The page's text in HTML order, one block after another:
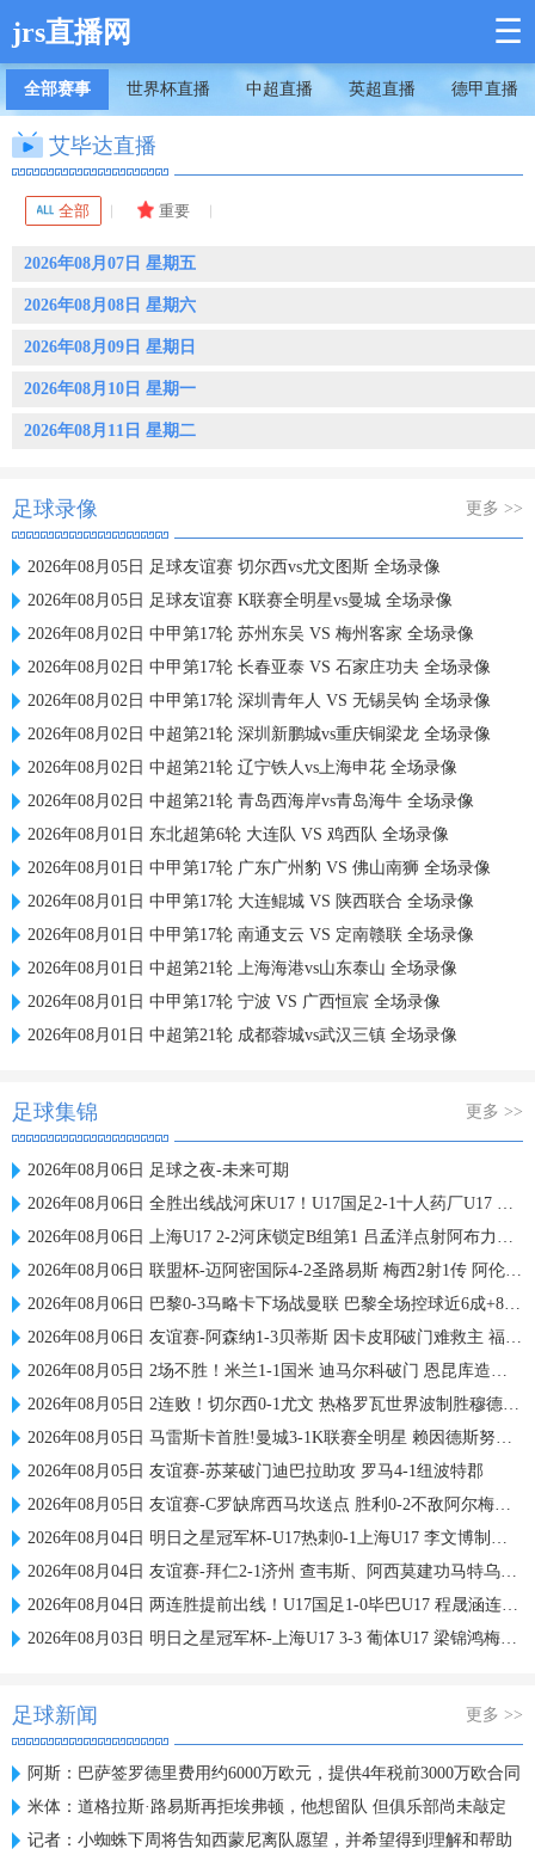
jrs直播网 ☰
全部赛事 世界杯直播 中超直播 英超直播 德甲直播
艾毕达直播
2026年08月07日 星期五
2026年08月08日 星期六
2026年08月09日 星期日
2026年08月10日 星期一
2026年08月11日 星期二
足球录像 更多 >>
2026年08月05日 足球友谊赛 切尔西vs尤文图斯 全场录像
2026年08月05日 足球友谊赛 K联赛全明星vs曼城 全场录像
2026年08月02日 中甲第17轮 苏州东吴 VS 梅州客家 全场录像
2026年08月02日 中甲第17轮 长春亚泰 VS 石家庄功夫 全场录像
2026年08月02日 中甲第17轮 深圳青年人 VS 无锡吴钩 全场录像
2026年08月02日 中超第21轮 深圳新鹏城vs重庆铜梁龙 全场录像
2026年08月02日 中超第21轮 辽宁铁人vs上海申花 全场录像
2026年08月02日 中超第21轮 青岛西海岸vs青岛海牛 全场录像
2026年08月01日 东北超第6轮 大连队 VS 鸡西队 全场录像
2026年08月01日 中甲第17轮 广东广州豹 VS 佛山南狮 全场录像
2026年08月01日 中甲第17轮 大连鲲城 VS 陕西联合 全场录像
2026年08月01日 中甲第17轮 南通支云 VS 定南赣联 全场录像
2026年08月01日 中超第21轮 上海海港vs山东泰山 全场录像
2026年08月01日 中甲第17轮 宁波 VS 广西恒宸 全场录像
2026年08月01日 中超第21轮 成都蓉城vs武汉三镇 全场录像
足球集锦 更多 >>
2026年08月06日 足球之夜-未来可期
2026年08月06日 全胜出线战河床U17！U17国足2-1十人药厂U17 赵松源登场1分钟传射
2026年08月06日 上海U17 2-2河床锁定B组第1 吕孟洋点射阿布力米破门 将战A组第2
2026年08月06日 联盟杯-迈阿密国际4-2圣路易斯 梅西2射1传 阿伦助攻戴帽
2026年08月06日 巴黎0-3马略卡下场战曼联 巴黎全场控球近6成+8射3正未果
2026年08月06日 友谊赛-阿森纳1-3贝蒂斯 因卡皮耶破门难救主 福纳尔斯1射2传
2026年08月05日 2场不胜！米兰1-1国米 迪马尔科破门 恩昆库造点+点射拉莫斯登场
2026年08月05日 2连败！切尔西0-1尤文 热格罗瓦世界波制胜穆德里克时隔614天复出
2026年08月05日 马雷斯卡首胜!曼城3-1K联赛全明星 赖因德斯努里破门塞梅尼奥助攻
2026年08月05日 友谊赛-苏莱破门迪巴拉助攻 罗马4-1纽波特郡
2026年08月05日 友谊赛-C罗缺席西马坎送点 胜利0-2不敌阿尔梅里亚
2026年08月04日 明日之星冠军杯-U17热刺0-1上海U17 李文博制胜球
2026年08月04日 友谊赛-拜仁2-1济州 查韦斯、阿西莫建功马特乌斯彩虹过人送助攻
2026年08月04日 两连胜提前出线！U17国足1-0毕巴U17 程晟涵连场破门赵松源中楣
2026年08月03日 明日之星冠军杯-上海U17 3-3 葡体U17 梁锦鸿梅开二度
足球新闻 更多 >>
阿斯：巴萨签罗德里费用约6000万欧元，提供4年税前3000万欧合同
米体：道格拉斯·路易斯再拒埃弗顿，他想留队 但俱乐部尚未敲定
记者：小蜘蛛下周将告知西蒙尼离队愿望，并希望得到理解和帮助